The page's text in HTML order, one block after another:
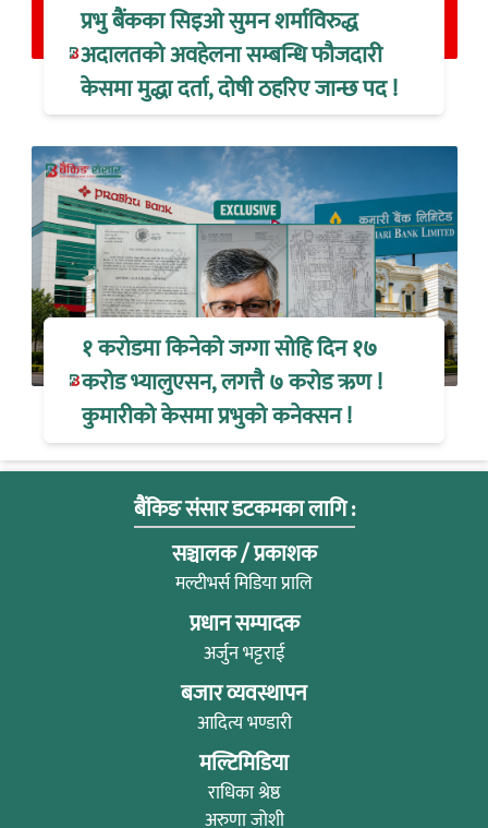
प्रभु बैंकका सिइओ सुमन शर्माविरुद्ध
अदालतको अवहेलना सम्बन्धि फौजदारी
केसमा मुद्धा दर्ता, दोषी ठहरिए जान्छ पद !
१ करोडमा किनेको जग्गा सोहि दिन १७
करोड भ्यालुएसन, लगत्तै ७ करोड ऋण !
कुमारीको केसमा प्रभुको कनेक्सन !
बैंकिङ संसार डटकमका लागि :
सञ्चालक / प्रकाशक
मल्टीभर्स मिडिया प्रालि
प्रधान सम्पादक
अर्जुन भट्टराई
बजार व्यवस्थापन
आदित्य भण्डारी
मल्टिमिडिया
राधिका श्रेष्ठ
अरुणा जोशी